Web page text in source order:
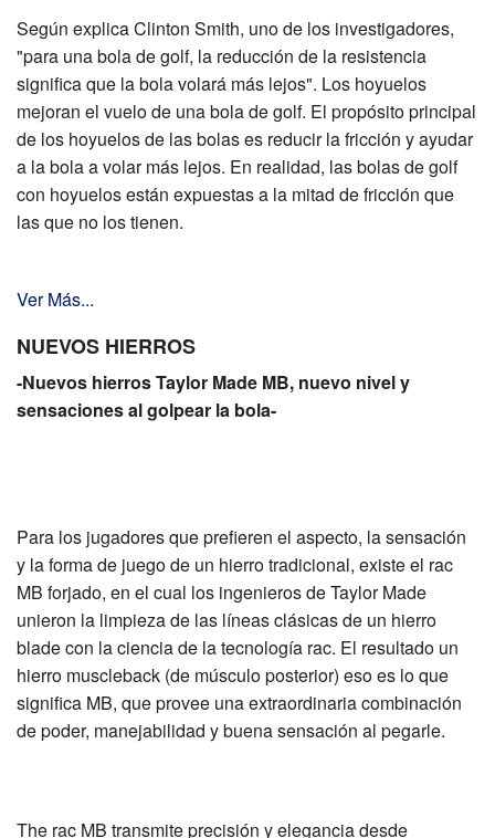
Según explica Clinton Smith, uno de los investigadores,
"para una bola de golf, la reducción de la resistencia
significa que la bola volará más lejos". Los hoyuelos
mejoran el vuelo de una bola de golf. El propósito principal
de los hoyuelos de las bolas es reducir la fricción y ayudar
a la bola a volar más lejos. En realidad, las bolas de golf
con hoyuelos están expuestas a la mitad de fricción que
las que no los tienen.
Ver Más...
NUEVOS HIERROS
-Nuevos hierros Taylor Made MB, nuevo nivel y
sensaciones al golpear la bola-
Para los jugadores que prefieren el aspecto, la sensación
y la forma de juego de un hierro tradicional, existe el rac
MB forjado, en el cual los ingenieros de Taylor Made
unieron la limpieza de las líneas clásicas de un hierro
blade con la ciencia de la tecnología rac. El resultado un
hierro muscleback (de músculo posterior) eso es lo que
significa MB, que provee una extraordinaria combinación
de poder, manejabilidad y buena sensación al pegarle.
The rac MB transmite precisión y elegancia desde